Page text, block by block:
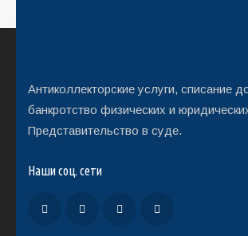
Антиколлекторские услуги, списание
банкротство физических и
Представительство в суде.
Наши соц. сети